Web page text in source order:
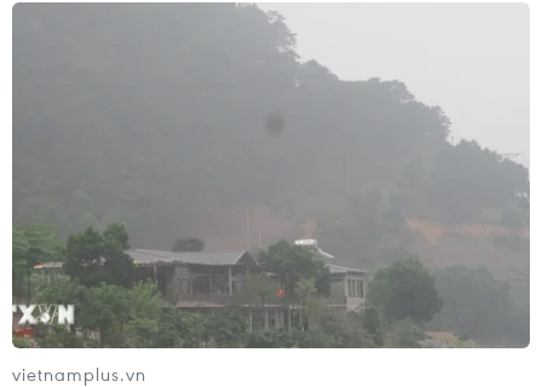
vietnamplus.vn